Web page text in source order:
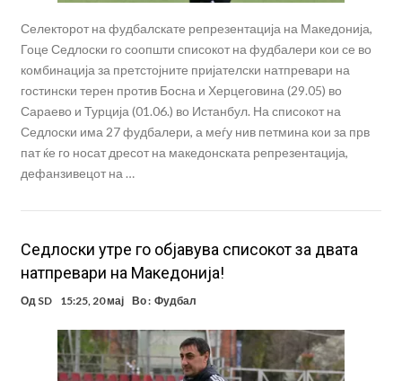
Селекторот на фудбалскате репрезентација на Македонија,
Гоце Седлоски го соопшти списокот на фудбалери кои се во
комбинација за претстојните пријателски натпревари на
гостински терен против Босна и Херцеговина (29.05) во
Сараево и Турција (01.06.) во Истанбул. На списокот на
Седлоски има 27 фудбалери, а меѓу нив петмина кои за прв
пат ќе го носат дресот на македонската репрезентација,
дефанзивецот на …
Седлоски утре го објавува списокот за двата
натпревари на Македонија!
Од SD 15:25, 20 мај Во : Фудбал